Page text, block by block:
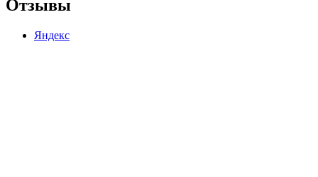
Отзывы
Яндекс